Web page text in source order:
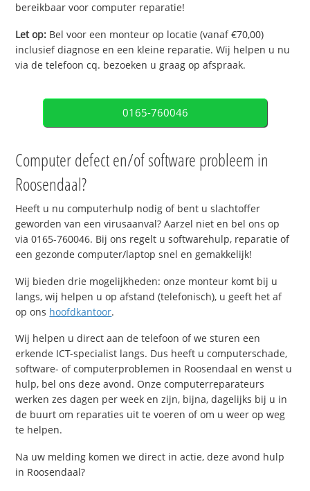
bereikbaar voor computer reparatie!
Let op: Bel voor een monteur op locatie (vanaf €70,00)
inclusief diagnose en een kleine reparatie. Wij helpen u nu
via de telefoon cq. bezoeken u graag op afspraak.
0165-760046
Computer defect en/of software probleem in
Roosendaal?
Heeft u nu computerhulp nodig of bent u slachtoffer
geworden van een virusaanval? Aarzel niet en bel ons op
via 0165-760046. Bij ons regelt u softwarehulp, reparatie of
een gezonde computer/laptop snel en gemakkelijk!
Wij bieden drie mogelijkheden: onze monteur komt bij u
langs, wij helpen u op afstand (telefonisch), u geeft het af
op ons hoofdkantoor.
Wij helpen u direct aan de telefoon of we sturen een
erkende ICT-specialist langs. Dus heeft u computerschade,
software- of computerproblemen in Roosendaal en wenst u
hulp, bel ons deze avond. Onze computerreparateurs
werken zes dagen per week en zijn, bijna, dagelijks bij u in
de buurt om reparaties uit te voeren of om u weer op weg
te helpen.
Na uw melding komen we direct in actie, deze avond hulp
in Roosendaal?